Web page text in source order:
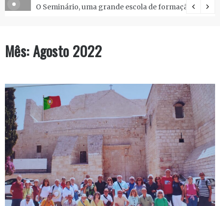
O Seminário, uma grande escola de formação.
Mês:Agosto 2022